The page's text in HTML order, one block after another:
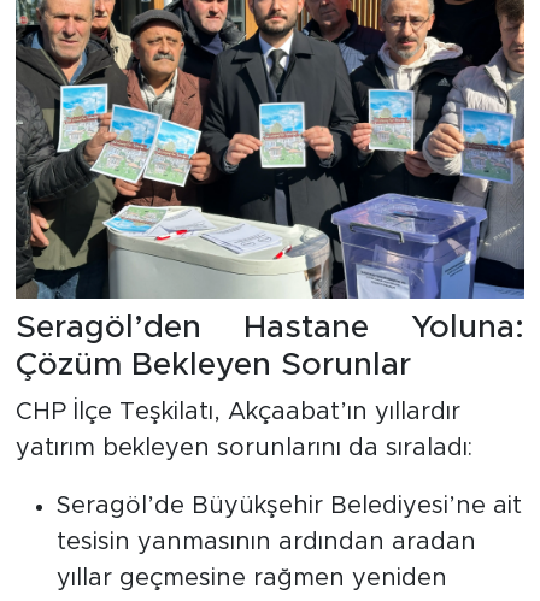
Seragöl’den Hastane Yoluna:
Çözüm Bekleyen Sorunlar
CHP İlçe Teşkilatı, Akçaabat’ın yıllardır
yatırım bekleyen sorunlarını da sıraladı:
Seragöl’de Büyükşehir Belediyesi’ne ait
tesisin yanmasının ardından aradan
yıllar geçmesine rağmen yeniden